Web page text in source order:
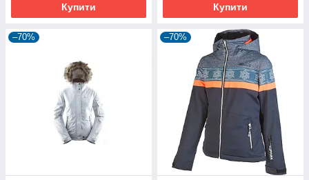
Купити Купити
–70% –70%